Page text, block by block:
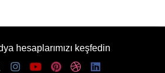
hesaplarımızı keşfedin